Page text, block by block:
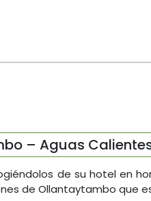
– Aguas
de su hotel en
de Ollantaytambo que